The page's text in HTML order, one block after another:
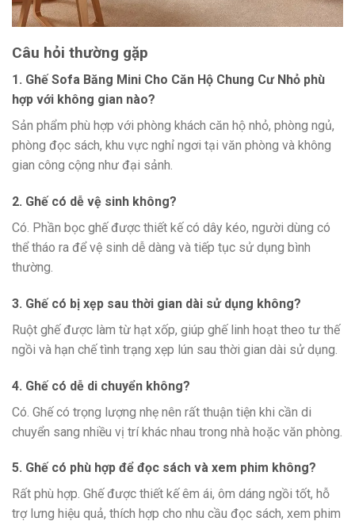
Câu hỏi thường gặp
1. Ghế Sofa Băng Mini Cho Căn Hộ Chung Cư Nhỏ phù
hợp với không gian nào?
Sản phẩm phù hợp với phòng khách căn hộ nhỏ, phòng ngủ,
phòng đọc sách, khu vực nghỉ ngơi tại văn phòng và không
gian công cộng như đại sảnh.
2. Ghế có dễ vệ sinh không?
Có. Phần bọc ghế được thiết kế có dây kéo, người dùng có
thể tháo ra để vệ sinh dễ dàng và tiếp tục sử dụng bình
thường.
3. Ghế có bị xẹp sau thời gian dài sử dụng không?
Ruột ghế được làm từ hạt xốp, giúp ghế linh hoạt theo tư thế
ngồi và hạn chế tình trạng xẹp lún sau thời gian dài sử dụng.
4. Ghế có dễ di chuyển không?
Có. Ghế có trọng lượng nhẹ nên rất thuận tiện khi cần di
chuyển sang nhiều vị trí khác nhau trong nhà hoặc văn phòng.
5. Ghế có phù hợp để đọc sách và xem phim không?
Rất phù hợp. Ghế được thiết kế êm ái, ôm dáng ngồi tốt, hỗ
trợ lưng hiệu quả, thích hợp cho nhu cầu đọc sách, xem phim